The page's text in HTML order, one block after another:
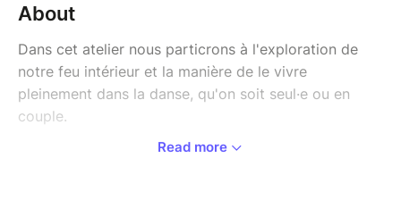
About
Dans cet atelier nous particrons à l'exploration de
notre feu intérieur et la manière de le vivre
pleinement dans la danse, qu'on soit seul·e ou en
couple.
Read more